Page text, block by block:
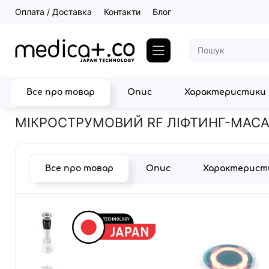
Оплата / Доставка Контакти Блог
Все про товар Опис Характеристики
Головна Прилади для догляду за шкірою Апарати RF
МІКРОСТРУМОВИЙ RF ЛІФТИНГ-
Все про товар Опис